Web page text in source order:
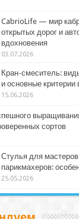
CabrioLife — мир
открытых дорог и
вдохновения
03.07.2026
Кран-смеситель:
и основные критерии
15.06.2026
сортов
Стулья для
парикмахеров:
25.05.2026